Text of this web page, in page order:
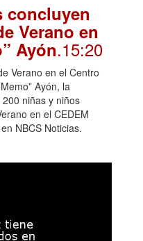
concluyen
Verano en
Ayón.15:20
Verano en el Centro
Ayón, la
niñas y niños
en el CEDEM
NBCS Noticias.